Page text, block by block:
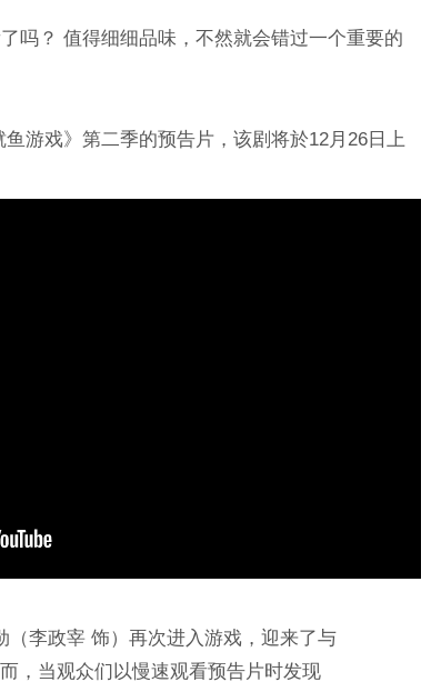
吗？ 值得细细品味，不然就会错过一个重要的
游戏》第二季的预告片，该剧将於12月26日上
（李政宰 饰）再次进入游戏，迎来了与
，当观众们以慢速观看预告片时发现